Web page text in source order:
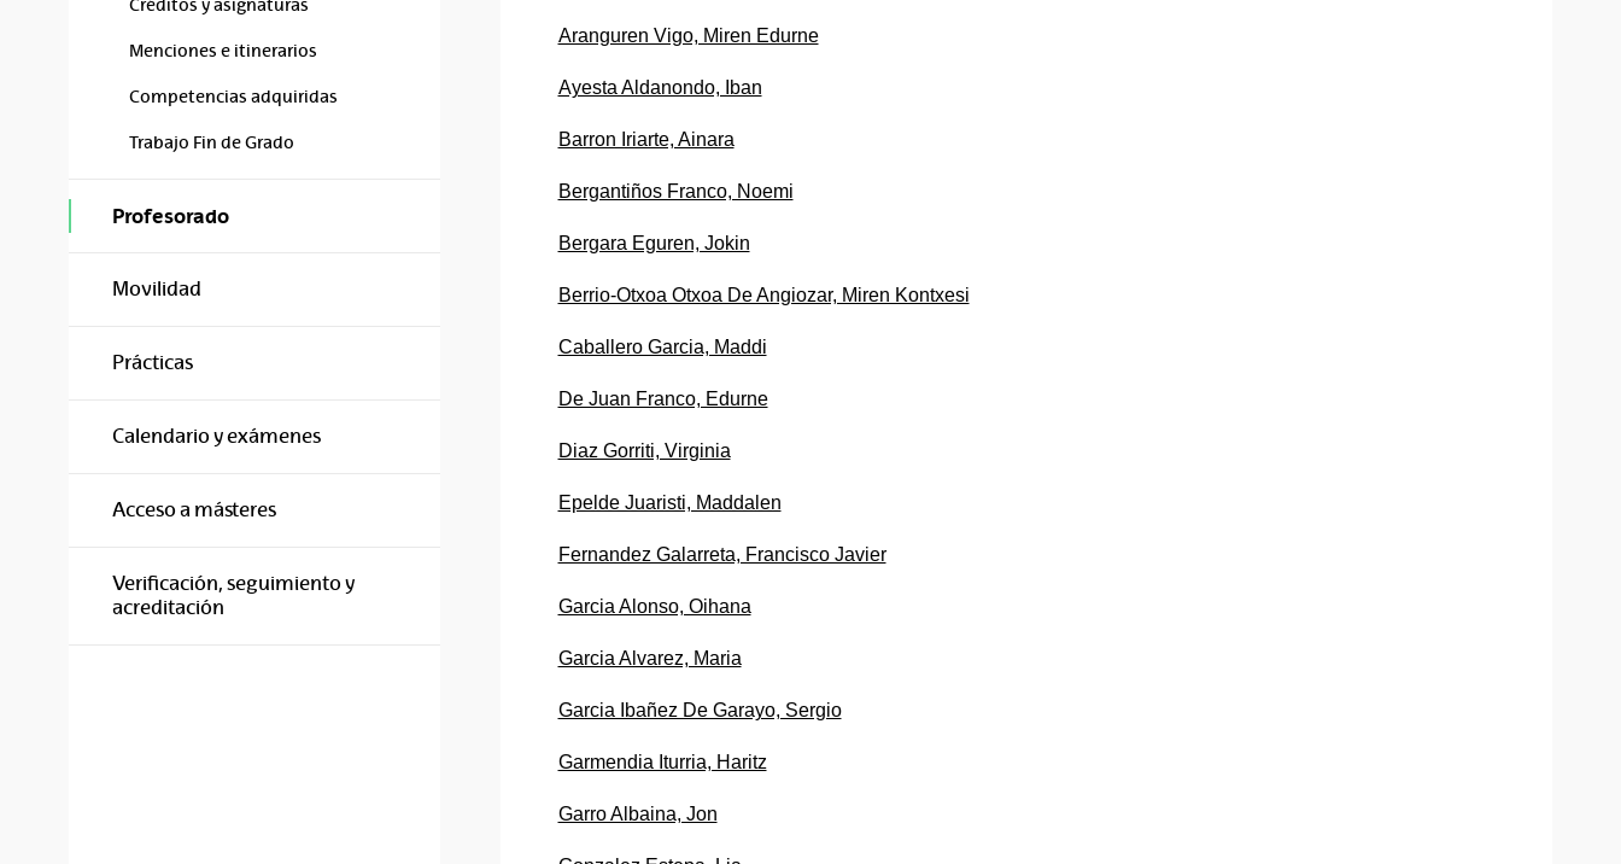
Créditos y asignaturas
Menciones e itinerarios
Competencias adquiridas
Trabajo Fin de Grado
Profesorado
Movilidad
Prácticas
Calendario y exámenes
Acceso a másteres
Verificación, seguimiento y
acreditación
Aranguren Vigo, Miren Edurne
Ayesta Aldanondo, Iban
Barron Iriarte, Ainara
Bergantiños Franco, Noemi
Bergara Eguren, Jokin
Berrio-Otxoa Otxoa De Angiozar, Miren Kontxesi
Caballero Garcia, Maddi
De Juan Franco, Edurne
Diaz Gorriti, Virginia
Epelde Juaristi, Maddalen
Fernandez Galarreta, Francisco Javier
Garcia Alonso, Oihana
Garcia Alvarez, Maria
Garcia Ibañez De Garayo, Sergio
Garmendia Iturria, Haritz
Garro Albaina, Jon